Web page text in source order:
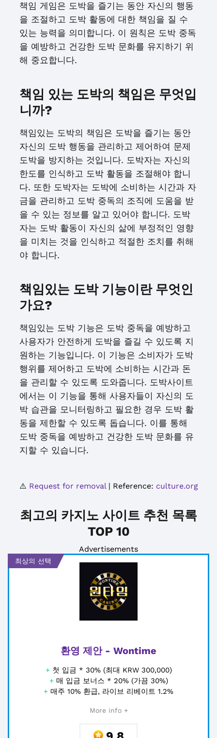
책임 게임은 도박을 즐기는 동안 자신의 행동
을 조절하고 도박 활동에 대한 책임을 질 수
있는 능력을 의미합니다. 이 원칙은 도박 중독
을 예방하고 건강한 도박 문화를 유지하기 위
해 중요합니다.
책임 있는 도박의 책임은 무엇입
니까?
책임있는 도박의 책임은 도박을 즐기는 동안
자신의 도박 행동을 관리하고 제어하여 문제
도박을 방지하는 것입니다. 도박자는 자신의
한도를 인식하고 도박 활동을 조절해야 합니
다. 또한 도박자는 도박에 소비하는 시간과 자
금을 관리하고 도박 중독의 조직에 도움을 받
을 수 있는 정보를 알고 있어야 합니다. 도박
자는 도박 활동이 자신의 삶에 부정적인 영향
을 미치는 것을 인식하고 적절한 조치를 취해
야 합니다.
책임있는 도박 기능이란 무엇인
가요?
책임있는 도박 기능은 도박 중독을 예방하고
사용자가 안전하게 도박을 즐길 수 있도록 지
원하는 기능입니다. 이 기능은 소비자가 도박
행위를 제어하고 도박에 소비하는 시간과 돈
을 관리할 수 있도록 도와줍니다. 도박사이트
에서는 이 기능을 통해 사용자들이 자신의 도
박 습관을 모니터링하고 필요한 경우 도박 활
동을 제한할 수 있도록 돕습니다. 이를 통해
도박 중독을 예방하고 건강한 도박 문화를 유
지할 수 있습니다.
⚠️ Request for removal| Reference: culture.org
최고의 카지노 사이트 추천 목록
TOP 10
Advertisements
최상의 선택
환영 제안 - Wontime
+ 첫 입금 * 30% (최대 KRW 300,000)
+ 매 입금 보너스 * 20% (가끔 30%)
+ 매주 10% 환급, 라이브 리베이트 1.2%
More info +